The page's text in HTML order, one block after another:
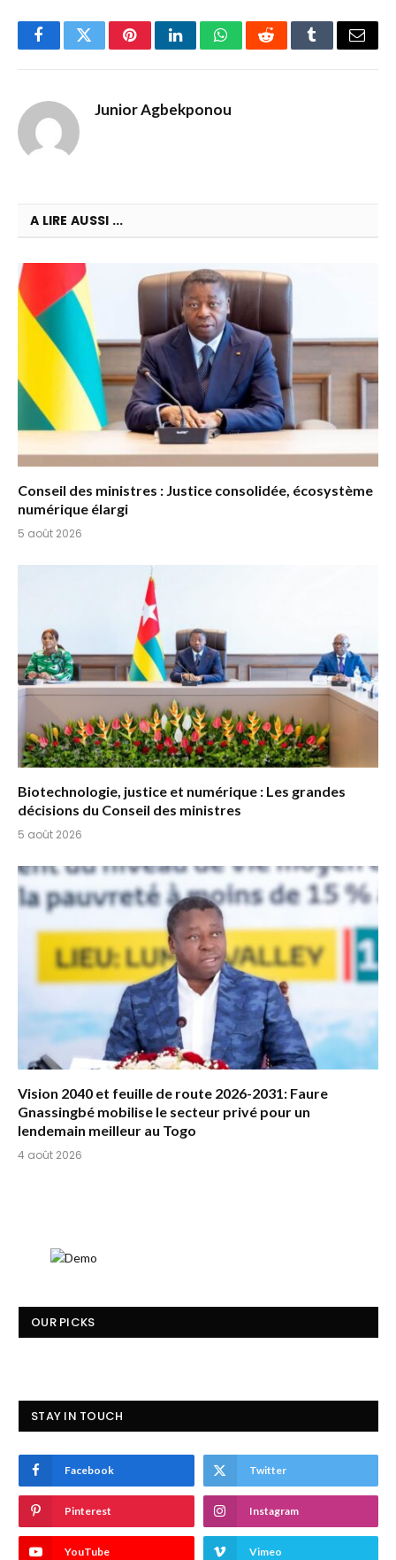
FacebookTwitterPinterestLinkedInWhatsAppRedditTumblrEmail
Junior Agbekponou
A LIRE AUSSI ...
Conseil des ministres : Justice consolidée, écosystème
numérique élargi
5 août 2026
Biotechnologie, justice et numérique : Les grandes
décisions du Conseil des ministres
5 août 2026
Vision 2040 et feuille de route 2026-2031: Faure
Gnassingbé mobilise le secteur privé pour un
lendemain meilleur au Togo
4 août 2026
OUR PICKS
STAY IN TOUCH
Facebook Twitter
Pinterest Instagram
YouTube Vimeo